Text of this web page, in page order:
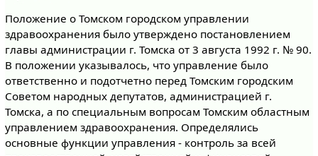
Положение о Томском городском управлении
здравоохранения было утверждено постановлением
главы администрации г. Томска от 3 августа 1992 г. № 90.
В положении указывалось, что управление было
ответственно и подотчетно перед Томским городским
Советом народных депутатов, администрацией г.
Томска, а по специальным вопросам Томским областным
управлением здравоохранения. Определялись
основные функции управления - контроль за всей